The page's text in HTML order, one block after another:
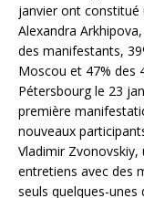
janvier ont constitué
Alexandra
des manifestants,
Moscou et 47% des
Pétersbourg le 23
première
nouveaux
Vladimir
entretiens avec des
seuls quelques-